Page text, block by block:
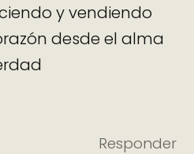
y vendiendo
desde el alma
Responder